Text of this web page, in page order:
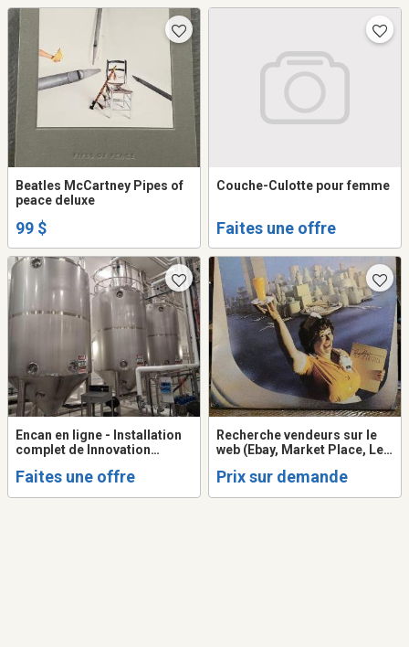
Beatles McCartney Pipes of
peace deluxe
99 $
Couche-Culotte pour femme
Faites une offre
Encan en ligne - Installation
complet de Innovation
Quebec. Termine le 16
Faites une offre
Recherche vendeurs sur le
web (Ebay, Market Place, Les
Prix sur demande